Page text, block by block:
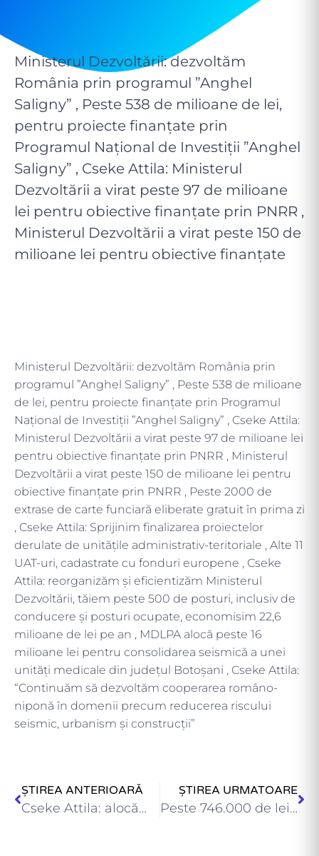
Ministerul Dezvoltării: dezvoltăm
România prin programul ”Anghel
Saligny” , Peste 538 de milioane de lei,
pentru proiecte finanțate prin
Programul Național de Investiții ”Anghel
Saligny” , Cseke Attila: Ministerul
Dezvoltării a virat peste 97 de milioane
lei pentru obiective finanțate prin PNRR ,
Ministerul Dezvoltării a virat peste 150 de
milioane lei pentru obiective finanțate
Ministerul Dezvoltării: dezvoltăm România prin
programul ”Anghel Saligny” , Peste 538 de milioane
de lei, pentru proiecte finanțate prin Programul
Național de Investiții ”Anghel Saligny” , Cseke Attila:
Ministerul Dezvoltării a virat peste 97 de milioane lei
pentru obiective finanțate prin PNRR , Ministerul
Dezvoltării a virat peste 150 de milioane lei pentru
obiective finanțate prin PNRR , Peste 2000 de
extrase de carte funciară eliberate gratuit în prima zi
, Cseke Attila: Sprijinim finalizarea proiectelor
derulate de unitățile administrativ-teritoriale , Alte 11
UAT-uri, cadastrate cu fonduri europene , Cseke
Attila: reorganizăm și eficientizăm Ministerul
Dezvoltării, tăiem peste 500 de posturi, inclusiv de
conducere și posturi ocupate, economisim 22,6
milioane de lei pe an , MDLPA alocă peste 16
milioane lei pentru consolidarea seismică a unei
unități medicale din județul Botoșani , Cseke Attila:
“Continuăm să dezvoltăm cooperarea româno-
niponă în domenii precum reducerea riscului
seismic, urbanism și construcții”
ȘTIREA ANTERIOARĂ
Cseke Attila: alocăm aproape 40 de milioane lei pentru consolidarea…
ȘTIREA URMATOARE
Peste 746.000 de lei pentru proiecte finanțate prin PNRR ,…